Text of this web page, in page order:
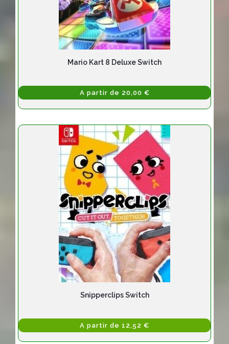
Mario Kart 8 Deluxe Switch
A partir de 20,00 €
Snipperclips Switch
A partir de 12,52 €